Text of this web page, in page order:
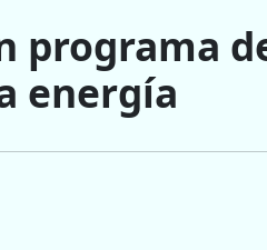
programa
energía